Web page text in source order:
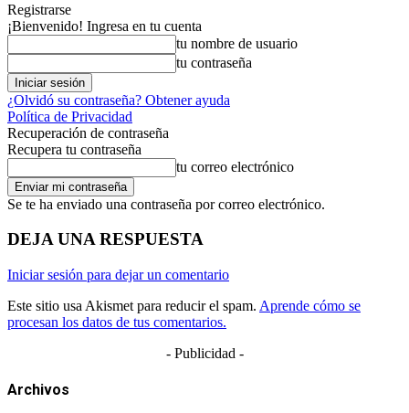
Registrarse
¡Bienvenido! Ingresa en tu cuenta
tu nombre de usuario
tu contraseña
¿Olvidó su contraseña? Obtener ayuda
Política de Privacidad
Recuperación de contraseña
Recupera tu contraseña
tu correo electrónico
Se te ha enviado una contraseña por correo electrónico.
DEJA UNA RESPUESTA
Iniciar sesión para dejar un comentario
Este sitio usa Akismet para reducir el spam. Aprende cómo se
procesan los datos de tus comentarios.
- Publicidad -
Archivos